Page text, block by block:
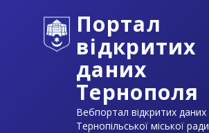
Портал
відкритих
даних
Тернополя
Вебпортал відкритих даних
Тернопільської міської ради